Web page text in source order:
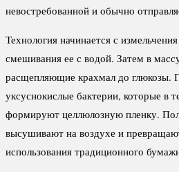
невостребованной и обычно
Технология начинается с
смешивания ее с водой. Затем в
расщепляющие крахмал до глюкозы.
уксуснокислые бактерии, которые в
формируют целлюлозную пленку.
высушивают на воздухе и
использования традиционного